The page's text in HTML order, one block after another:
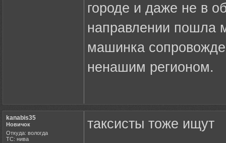
городе и даже не в
направлении пошла
машинка
ненашим регионом.
kanabis35
Новичок
Откуда: вологда
ТС: нива
таксисты тоже ищут